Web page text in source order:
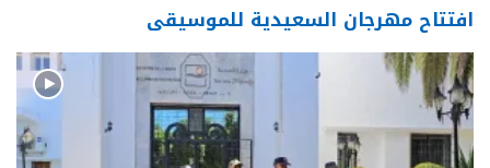
افتتاح مهرجان السعيدية للموسيقى